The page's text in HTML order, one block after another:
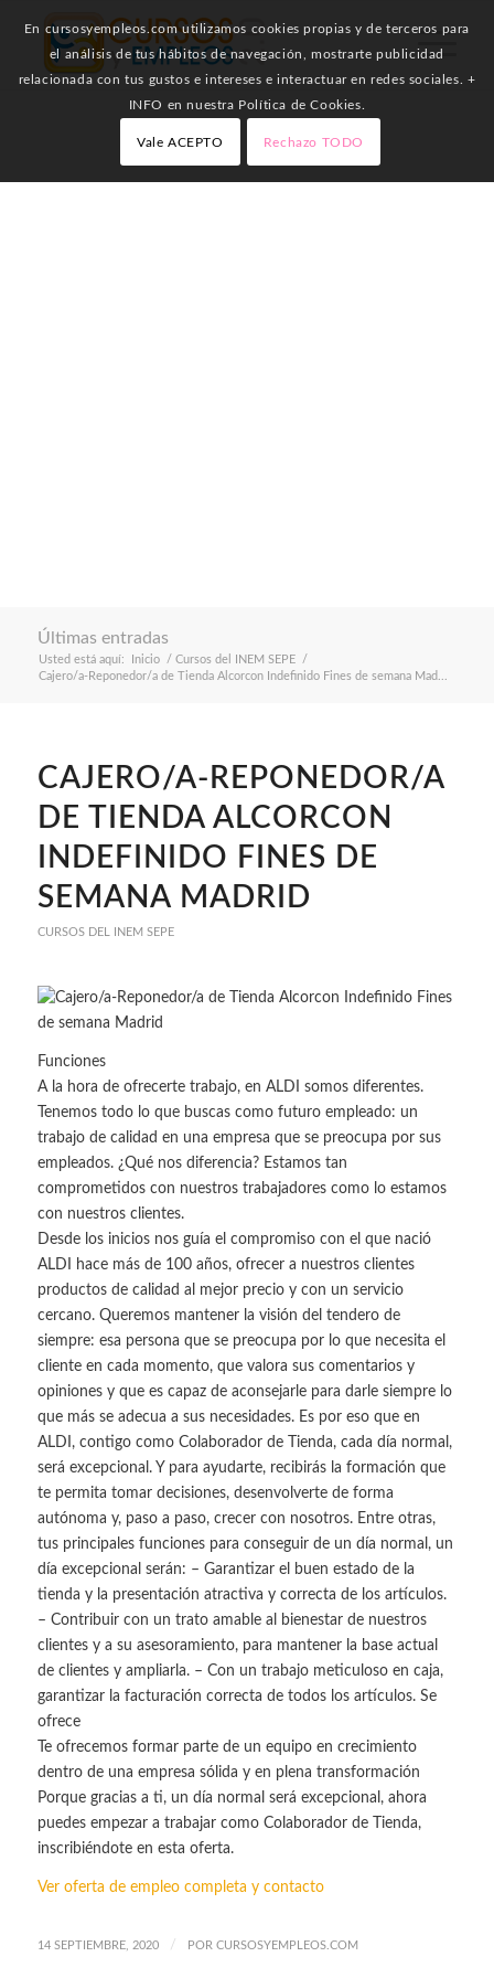
Últimas entradas
Usted está aquí: Inicio / Cursos del INEM SEPE
/
Cajero/a-Reponedor/a de Tienda Alcorcon Indefinido Fines de semana Mad...
CAJERO/A-REPONEDOR/A
DE TIENDA ALCORCON
INDEFINIDO FINES DE
SEMANA MADRID
CURSOS DEL INEM SEPE
Funciones
A la hora de ofrecerte trabajo, en ALDI somos diferentes.
Tenemos todo lo que buscas como futuro empleado: un
trabajo de calidad en una empresa que se preocupa por sus
empleados. ¿Qué nos diferencia? Estamos tan
comprometidos con nuestros trabajadores como lo estamos
con nuestros clientes.
Desde los inicios nos guía el compromiso con el que nació
ALDI hace más de 100 años, ofrecer a nuestros clientes
productos de calidad al mejor precio y con un servicio
cercano. Queremos mantener la visión del tendero de
siempre: esa persona que se preocupa por lo que necesita el
cliente en cada momento, que valora sus comentarios y
opiniones y que es capaz de aconsejarle para darle siempre lo
que más se adecua a sus necesidades. Es por eso que en
ALDI, contigo como Colaborador de Tienda, cada día normal,
será excepcional. Y para ayudarte, recibirás la formación que
te permita tomar decisiones, desenvolverte de forma
autónoma y, paso a paso, crecer con nosotros. Entre otras,
tus principales funciones para conseguir de un día normal, un
día excepcional serán: – Garantizar el buen estado de la
tienda y la presentación atractiva y correcta de los artículos.
– Contribuir con un trato amable al bienestar de nuestros
clientes y a su asesoramiento, para mantener la base actual
de clientes y ampliarla. – Con un trabajo meticuloso en caja,
garantizar la facturación correcta de todos los artículos. Se
ofrece
Te ofrecemos formar parte de un equipo en crecimiento
dentro de una empresa sólida y en plena transformación
Porque gracias a ti, un día normal será excepcional, ahora
puedes empezar a trabajar como Colaborador de Tienda,
inscribiéndote en esta oferta.
Ver oferta de empleo completa y contacto
14 SEPTIEMBRE, 2020 / POR CURSOSYEMPLEOS.COM
En cursosyempleos.com utilizamos cookies propias y de terceros para
el análisis de tus hábitos de navegación, mostrarte publicidad
relacionada con tus gustos e intereses e interactuar en redes sociales. +
INFO en nuestra Política de Cookies.
Vale ACEPTO Rechazo TODO